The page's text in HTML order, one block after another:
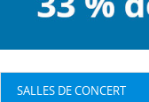
SALLES DE CONCERT